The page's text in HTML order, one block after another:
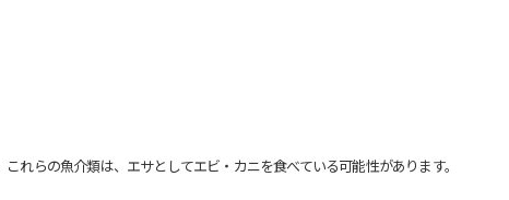
らの魚介類は、エサとしてエビ・カニを食べている可能性があります。